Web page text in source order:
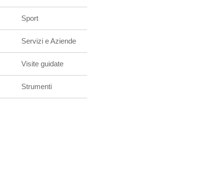
Sport
Servizi e Aziende
Visite guidate
Strumenti